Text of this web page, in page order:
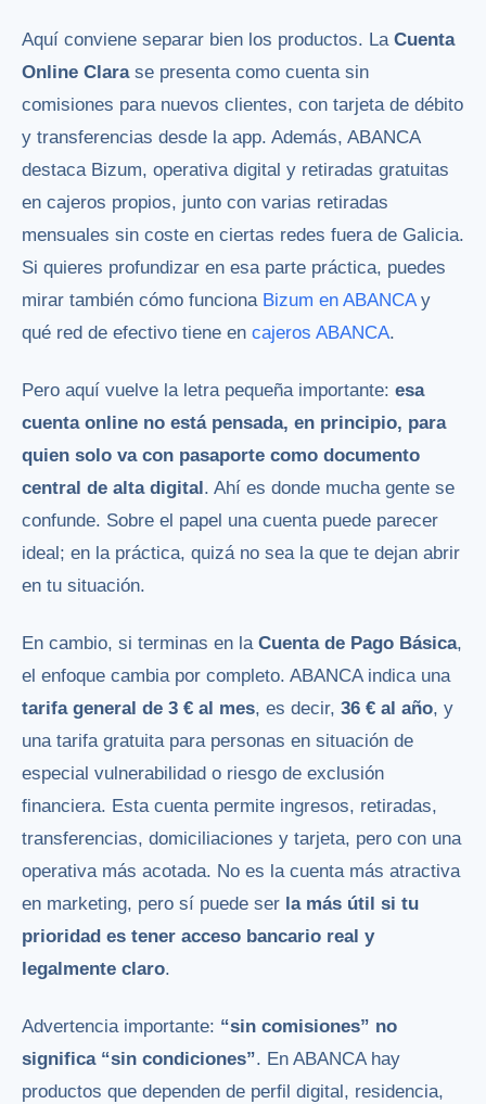
Aquí conviene separar bien los productos. La Cuenta
Online Clarase presenta como cuenta sin
comisiones para nuevos clientes, con tarjeta de débito
y transferencias desde la app. Además, ABANCA
destaca Bizum, operativa digital y retiradas gratuitas
en cajeros propios, junto con varias retiradas
mensuales sin coste en ciertas redes fuera de Galicia.
Si quieres profundizar en esa parte práctica, puedes
mirar también cómo funciona Bizum en ABANCAy
qué red de efectivo tiene en cajeros ABANCA.
Pero aquí vuelve la letra pequeña importante: esa
cuenta online no está pensada, en principio, para
quien solo va con pasaporte como documento
central de alta digital . Ahí es donde mucha gente se
confunde. Sobre el papel una cuenta puede parecer
ideal; en la práctica, quizá no sea la que te dejan abrir
en tu situación.
En cambio, si terminas en la Cuenta de Pago Básica,
el enfoque cambia por completo. ABANCA indica una
tarifa general de 3 € al mes, es decir, 36 € al año, y
una tarifa gratuita para personas en situación de
especial vulnerabilidad o riesgo de exclusión
financiera. Esta cuenta permite ingresos, retiradas,
transferencias, domiciliaciones y tarjeta, pero con una
operativa más acotada. No es la cuenta más atractiva
en marketing, pero sí puede ser la más útil si tu
prioridad es tener acceso bancario real y
legalmente claro.
Advertencia importante: “sin comisiones” no
significa “sin condiciones”. En ABANCA hay
productos que dependen de perfil digital, residencia,